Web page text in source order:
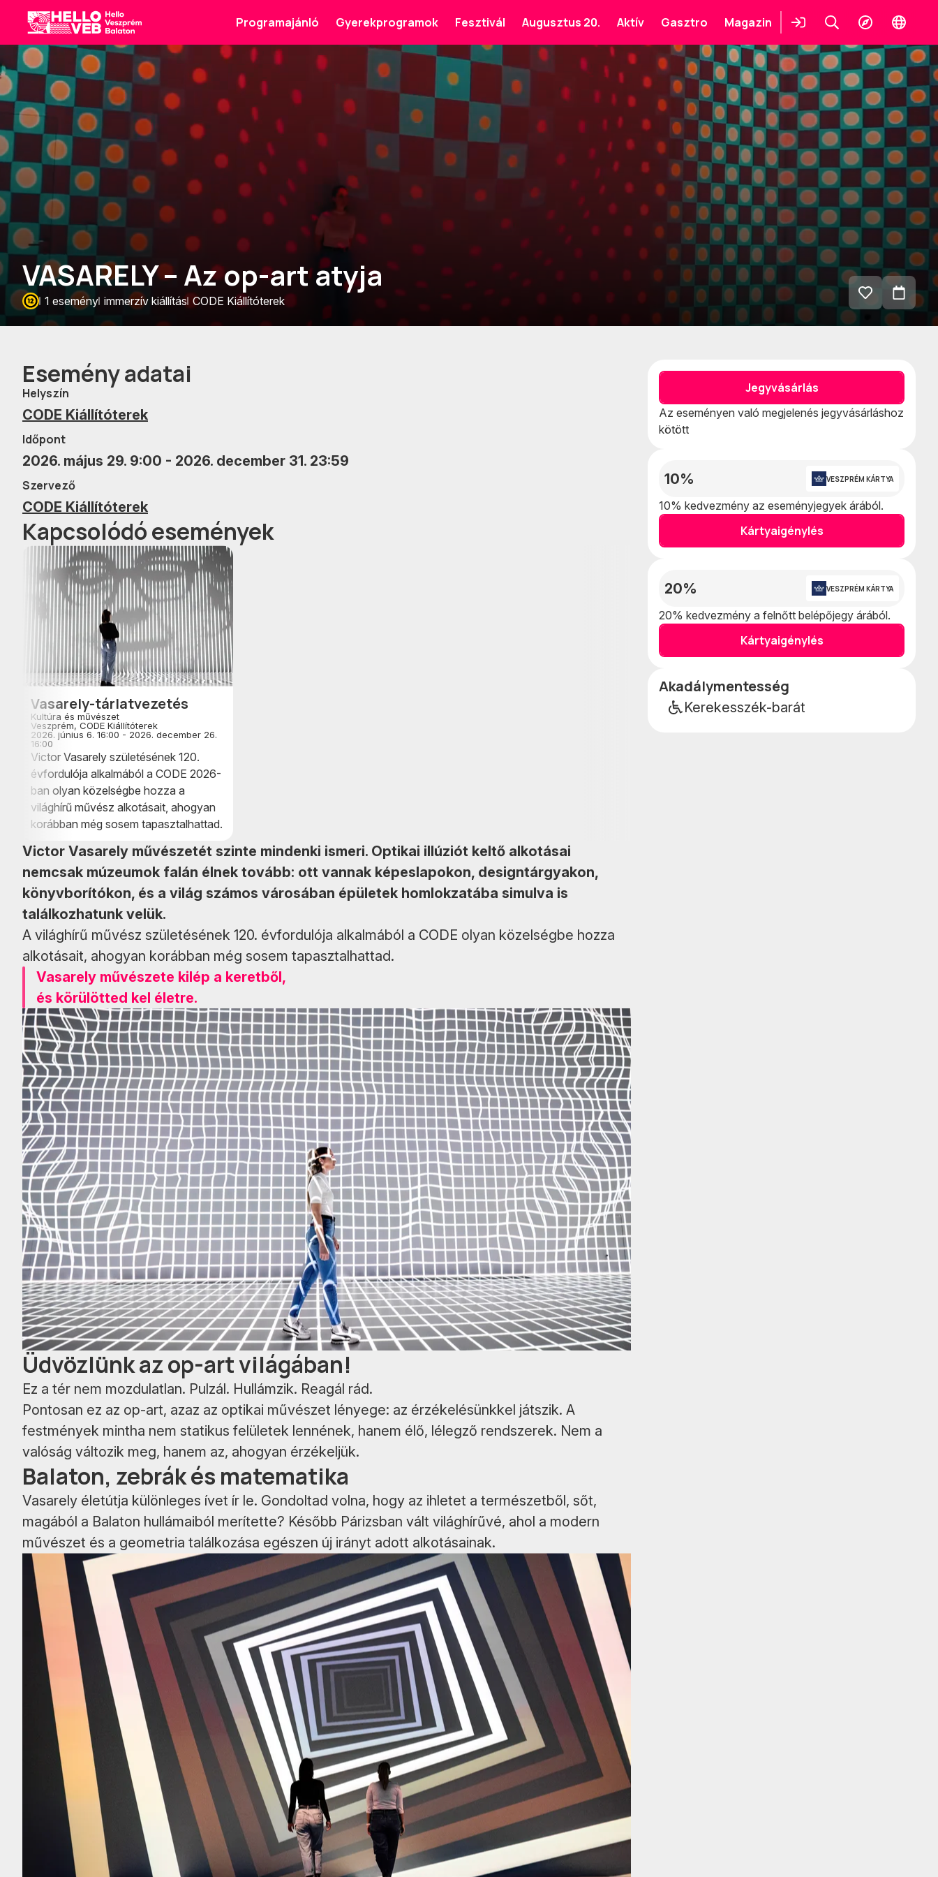
HelloVEB
Programajánló Gyerekprogramok Fesztivál Augusztus 20. Aktív Gasztro Magazin
BelépésKeresésFelfedezés
Change
VASARELY – Az op-art atyja
1 esemény immerzív kiállítás CODE Kiállítóterek
adom
Esemény adatai
Helyszín
CODE Kiállítóterek
Időpont
2026. május 29. 9:00 - 2026. december 31. 23:59
Szervező
CODE Kiállítóterek
Kapcsolódó események
Vasarely-tárlatvezetés
Kultúra és művészet
Veszprém, CODE Kiállítóterek
2026. június 6. 16:00 - 2026. december 26.
16:00
Victor Vasarely születésének 120.
évfordulója alkalmából a CODE 2026-
ban olyan közelségbe hozza a
világhírű művész alkotásait, ahogyan
korábban még sosem tapasztalhattad.
Victor Vasarely művészetét szinte mindenki ismeri. Optikai illúziót keltő alkotásai
nemcsak múzeumok falán élnek tovább: ott vannak képeslapokon, designtárgyakon,
könyvborítókon, és a világ számos városában épületek homlokzatába simulva is
találkozhatunk velük.
A világhírű művész születésének 120. évfordulója alkalmából a CODE olyan közelségbe hozza
alkotásait, ahogyan korábban még sosem tapasztalhattad.
Vasarely művészete kilép a keretből,
és körülötted kel életre.
Üdvözlünk az op-art világában!
Ez a tér nem mozdulatlan. Pulzál. Hullámzik. Reagál rád.
Pontosan ez az op-art, azaz az optikai művészet lényege: az érzékelésünkkel játszik. A
festmények mintha nem statikus felületek lennének, hanem élő, lélegző rendszerek. Nem a
valóság változik meg, hanem az, ahogyan érzékeljük.
Balaton, zebrák és matematika
Vasarely életútja különleges ívet ír le. Gondoltad volna, hogy az ihletet a természetből, sőt,
magából a Balaton hullámaiból merítette? Később Párizsban vált világhírűvé, ahol a modern
művészet és a geometria találkozása egészen új irányt adott alkotásainak.
Jegyvásárlás
Az eseményen való megjelenés jegyvásárláshoz
kötött
10% VESZPRÉM KÁRTYA
10% kedvezmény az eseményjegyek árából.
Kártyaigénylés
20% VESZPRÉM KÁRTYA
20% kedvezmény a felnőtt belépőjegy árából.
Kártyaigénylés
Esemény
részletei
Akadálymentesség
Kerekesszék-barát